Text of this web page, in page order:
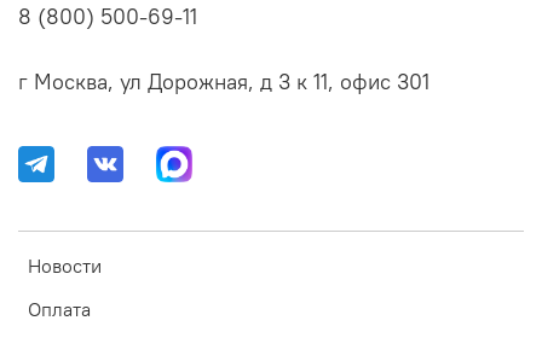
Новости
Оплата
8 (800) 500-69-11
г Москва, ул Дорожная, д 3 к 11, офис 301